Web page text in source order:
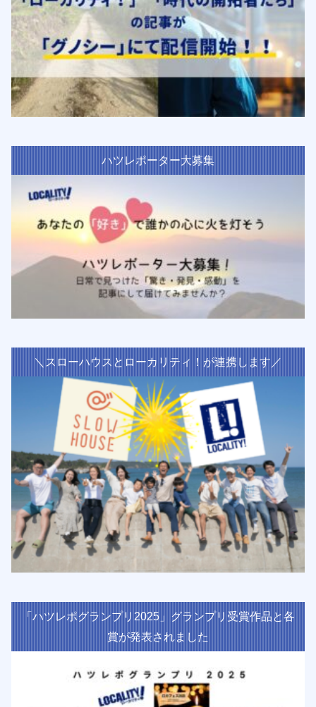
ハツレポーター大募集
＼スローハウスとローカリティ！が連携します／
「ハツレポグランプリ2025」グランプリ受賞作品と各
賞が発表されました